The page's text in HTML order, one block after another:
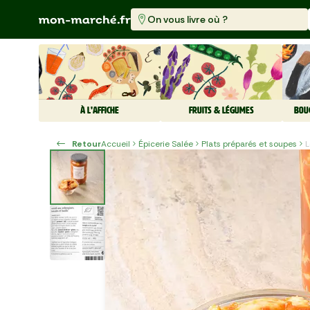
On vous livre où ?
À L'AFFICHE FRUITS & LÉGUMES
RetourAccueil Épicerie Salée Plats préparés et soupes